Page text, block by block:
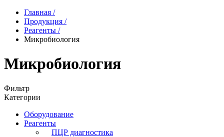
Главная /
Продукция /
Реагенты /
Микробиология
Микробиология
Фильтр
Категории
Оборудование
Реагенты
ПЦР диагностика